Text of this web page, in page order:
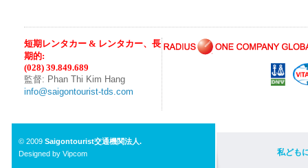
短期レンタカー & レンタカー、長
期的:
(028) 39.849.689
監督: Phan Thi Kim Hang
info@saigontourist-tds.com
© 2009 Saigontourist交通機関法人.
Designed by Vipcom
私ども